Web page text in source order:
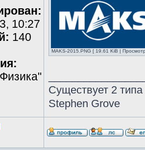
10:27
140
MAKS-2015.PNG [ 19.61 KiB |
Существует 2
Stephen Grove